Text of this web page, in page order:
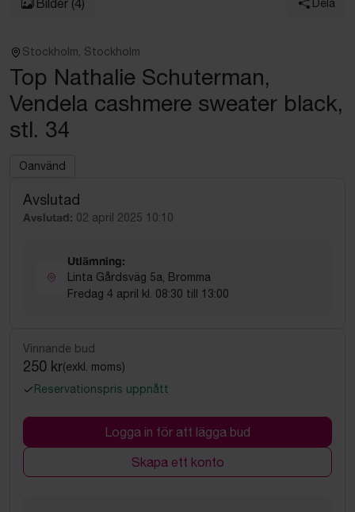
Bilder (4) Dela
Stockholm, Stockholm
Top Nathalie Schuterman,
Vendela cashmere sweater black,
stl. 34
Oanvänd
Avslutad
Avslutad: 02 april 2025 10:10
Utlämning:
Linta Gårdsväg 5a, Bromma
Fredag 4 april kl. 08:30 till 13:00
Vinnande bud
250 kr(exkl. moms)
Reservationspris uppnått
Logga in för att lägga bud
Skapa ett konto